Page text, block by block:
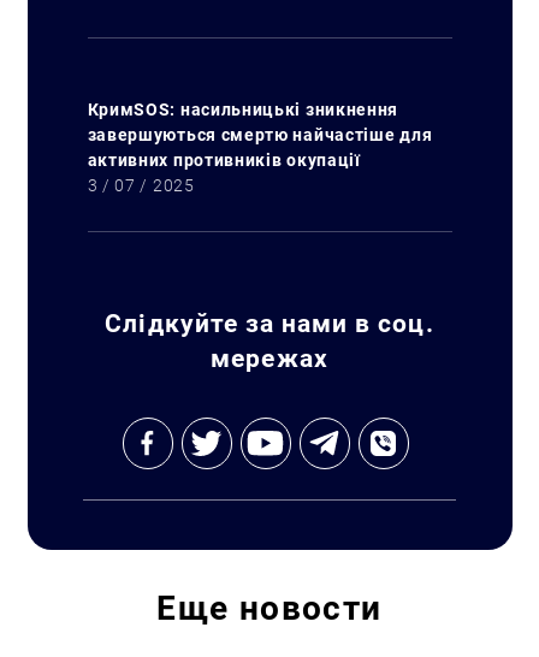
КримSOS: насильницькі зникнення
завершуються смертю найчастіше для
активних противників окупації
3 / 07 / 2025
Слідкуйте за нами в соц.
мережах
Еще новости